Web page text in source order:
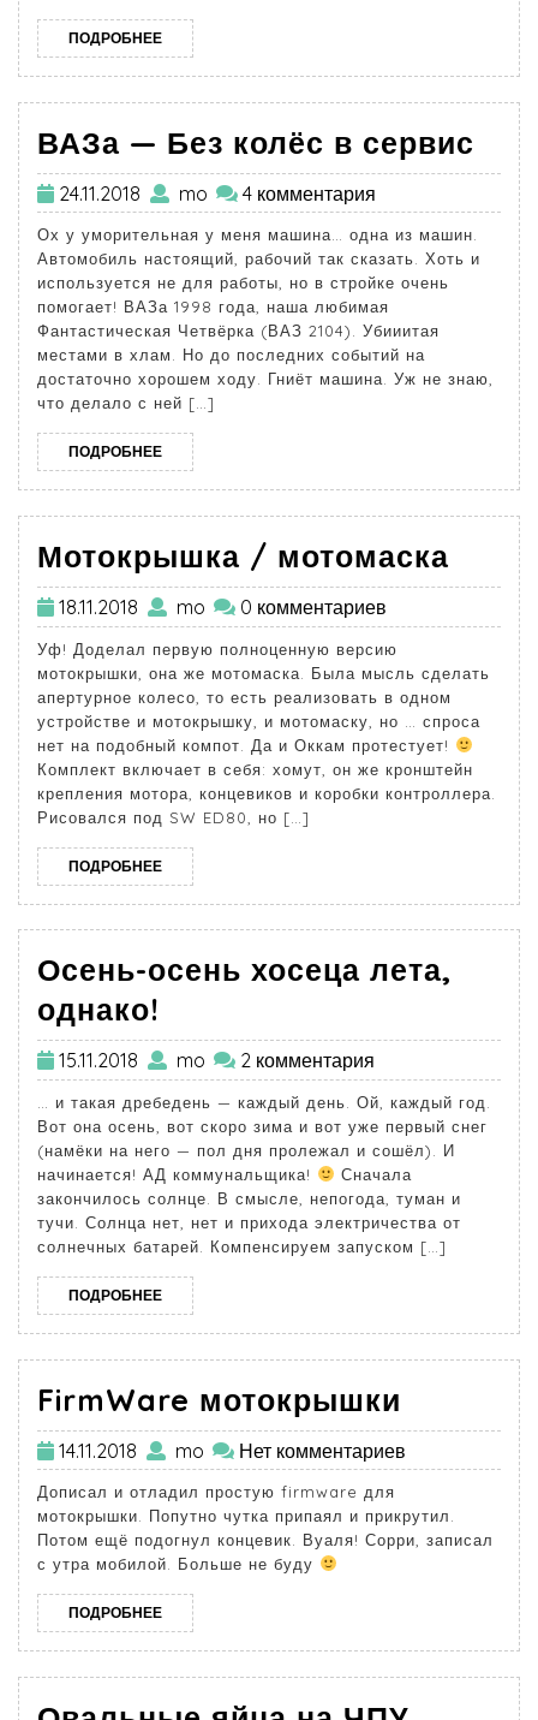
ПОДРОБНЕЕ
ВАЗа — Без колёс в сервис
24.11.2018 mo 4 комментария
Ох у уморительная у меня машина… одна из машин.
Автомобиль настоящий, рабочий так сказать. Хоть и
используется не для работы, но в стройке очень
помогает! ВАЗа 1998 года, наша любимая
Фантастическая Четвёрка (ВАЗ 2104). Убииитая
местами в хлам. Но до последних событий на
достаточно хорошем ходу. Гниёт машина. Уж не знаю,
что делало с ней […]
ПОДРОБНЕЕ
Мотокрышка / мотомаска
18.11.2018 mo 0 комментариев
Уф! Доделал первую полноценную версию
мотокрышки, она же мотомаска. Была мысль сделать
апертурное колесо, то есть реализовать в одном
устройстве и мотокрышку, и мотомаску, но … спроса
нет на подобный компот. Да и Оккам протестует!
Комплект включает в себя: хомут, он же кронштейн
крепления мотора, концевиков и коробки контроллера.
Рисовался под SW ED80, но […]
ПОДРОБНЕЕ
Осень-осень хосеца лета,
однако!
15.11.2018 mo 2 комментария
… и такая дребедень — каждый день. Ой, каждый год.
Вот она осень, вот скоро зима и вот уже первый снег
(намёки на него — пол дня пролежал и сошёл). И
начинается! АД коммунальщика!
Сначала
закончилось солнце. В смысле, непогода, туман и
тучи. Солнца нет, нет и прихода электричества от
солнечных батарей. Компенсируем запуском […]
ПОДРОБНЕЕ
FirmWare мотокрышки
14.11.2018 mo Нет комментариев
Дописал и отладил простую firmware для
мотокрышки. Попутно чутка припаял и прикрутил.
Потом ещё подогнул концевик. Вуаля! Сорри, записал
с утра мобилой. Больше не буду
ПОДРОБНЕЕ